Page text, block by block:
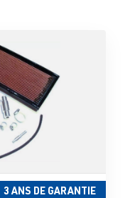
3 ANS DE GARANTIE